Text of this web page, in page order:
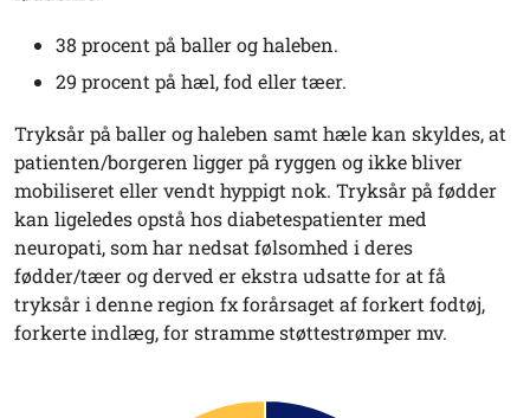
38 procent på baller og haleben.
29 procent på hæl, fod eller tæer.
Tryksår på baller og haleben samt hæle kan skyldes, at
patienten/borgeren ligger på ryggen og ikke bliver
mobiliseret eller vendt hyppigt nok. Tryksår på fødder
kan ligeledes opstå hos diabetespatienter med
neuropati, som har nedsat følsomhed i deres
fødder/tæer og derved er ekstra udsatte for at få
tryksår i denne region fx forårsaget af forkert fodtøj,
forkerte indlæg, for stramme støttestrømper mv.